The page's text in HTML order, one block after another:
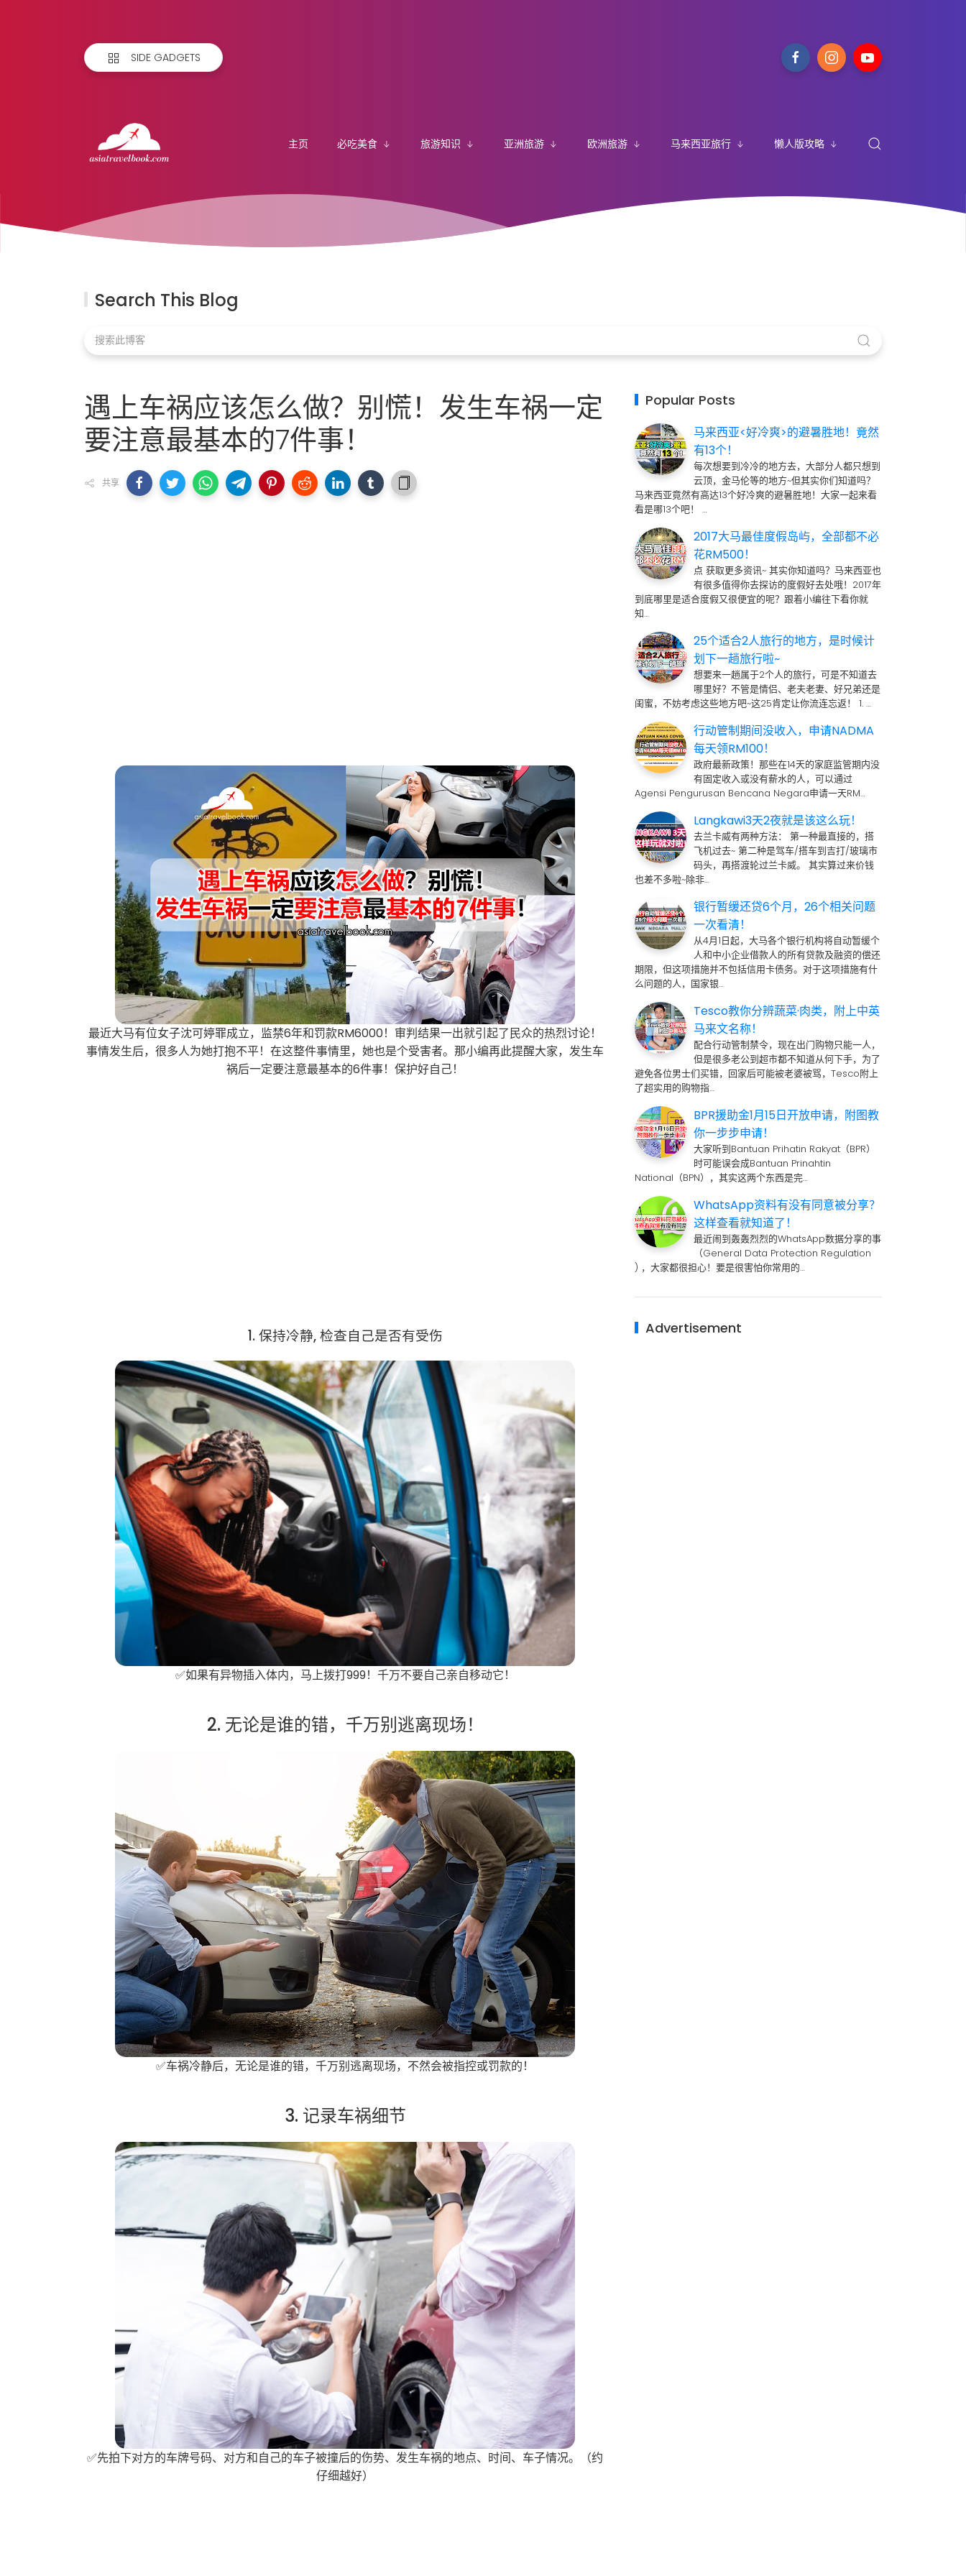
SIDE GADGETS
主页 必吃美食 旅游知识 亚洲旅游 欧洲旅游 马来西亚旅行 懒人版攻略
Search This Blog
遇上车祸应该怎么做？别慌！发生车祸一定
要注意最基本的7件事！
共享
最近大马有位女子沈可婷罪成立，监禁6年和罚款RM6000！审判结果一出就引起了民众的热烈讨论！
事情发生后，很多人为她打抱不平！在这整件事情里，她也是个受害者。那小编再此提醒大家，发生车
祸后一定要注意最基本的6件事！保护好自己！
1. 保持冷静, 检查自己是否有受伤
✅如果有异物插入体内，马上拨打999！千万不要自己亲自移动它！
2. 无论是谁的错，千万别逃离现场！
✅车祸冷静后，无论是谁的错，千万别逃离现场，不然会被指控或罚款的！
3. 记录车祸细节
✅先拍下对方的车牌号码、对方和自己的车子被撞后的伤势、发生车祸的地点、时间、车子情况。（约
仔细越好）
Popular Posts
马来西亚<好冷爽>的避暑胜地！竟然
有13个！
每次想要到冷冷的地方去，大部分人都只想到
云顶，金马伦等的地方~但其实你们知道吗？
马来西亚竟然有高达13个好冷爽的避暑胜地！大家一起来看
看是哪13个吧！ …
2017大马最佳度假岛屿，全部都不必
花RM500！
点 获取更多资讯~ 其实你知道吗？马来西亚也
有很多值得你去探访的度假好去处哦！2017年
到底哪里是适合度假又很便宜的呢？跟着小编往下看你就
知…
25个适合2人旅行的地方，是时候计
划下一趟旅行啦~
想要来一趟属于2个人的旅行，可是不知道去
哪里好？不管是情侣、老夫老妻、好兄弟还是
闺蜜，不妨考虑这些地方吧~这25肯定让你流连忘返！ 1. …
行动管制期间没收入，申请NADMA
每天领RM100！
政府最新政策！那些在14天的家庭监管期内没
有固定收入或没有薪水的人，可以通过
Agensi Pengurusan Bencana Negara申请一天RM…
Langkawi3天2夜就是该这么玩！
去兰卡威有两种方法： 第一种最直接的，搭
飞机过去~ 第二种是驾车/搭车到吉打/玻璃市
码头，再搭渡轮过兰卡威。 其实算过来价钱
也差不多啦~除非…
银行暂缓还贷6个月，26个相关问题
一次看清！
从4月1日起，大马各个银行机构将自动暂缓个
人和中小企业借款人的所有贷款及融资的偿还
期限，但这项措施并不包括信用卡债务。对于这项措施有什
么问题的人，国家银…
Tesco教你分辨蔬菜·肉类，附上中英
马来文名称！
配合行动管制禁令，现在出门购物只能一人，
但是很多老公到超市都不知道从何下手，为了
避免各位男士们买错，回家后可能被老婆被骂，Tesco附上
了超实用的购物指…
BPR援助金1月15日开放申请，附图教
你一步步申请！
大家听到Bantuan Prihatin Rakyat（BPR）
时可能误会成Bantuan Prinahtin
National（BPN），其实这两个东西是完…
WhatsApp资料有没有同意被分享？
这样查看就知道了！
最近闹到轰轰烈烈的WhatsApp数据分享的事
（General Data Protection Regulation
) ，大家都很担心！要是很害怕你常用的…
Advertisement